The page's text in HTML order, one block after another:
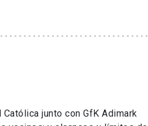
junto con GfK Adimark